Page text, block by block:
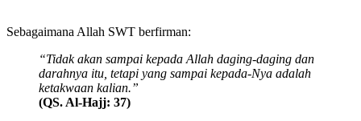
Sebagaimana Allah SWT berfirman:
“Tidak akan sampai kepada Allah daging-daging dan
darahnya itu, tetapi yang sampai kepada-Nya adalah
ketakwaan kalian.”
(QS. Al-Hajj: 37)